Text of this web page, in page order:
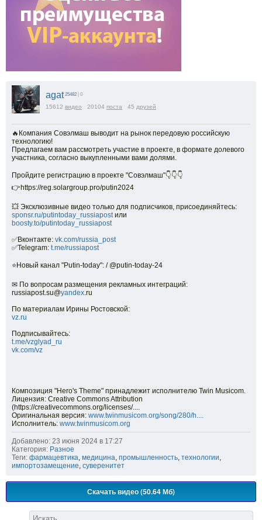
agat 25482 | 0
15612 видео 20104 поста 45 друзей
🔥Компания Совэлмаш выводит на рынок передовую российскую
технологию!
Предлагаем вам рассмотреть участие в проекте, в формате долевого
участника, согласно выкупленными вами долями.
Пройдите регистрацию в проекте "Совэлмаш"👇👇👇
👉https://reg.solargroup.pro/putin2024
💥 Эксклюзивные видео только для подписчиков, присоединяйтесь:
sponsr.ru/putintoday_russiapostили
boosty.to/putintoday_russiapost
✅Вконтакте: vk.com/russia_post
✅Telegram: t.me/russiapost
⭐Новый канал "Putin-today": / @putin-today-24
✉ По вопросам размещения рекламных интеграций:
russiapost.su@yandex.ru
По материалам Ирины Ростовской:
vz.ru
Подписывайтесь:
t.me/vzglyad_ru
vk.com/vz
Композиция "Hero's Theme" принадлежит исполнителю Twin Musicom.
Лицензия: Creative Commons Attribution
(https://creativecommons.org/licenses/....
Оригинальная версия: www.twinmusicom.org/song/280/h....
Исполнитель: www.twinmusicom.org
Добавлено: 23 июня 2024 в 17:27
Категория: Разное
Теги: фармацевтика, медицина, промышленность, технологии,
импортозамещение, суверенитет
Скачать видео (50.64 Мб)